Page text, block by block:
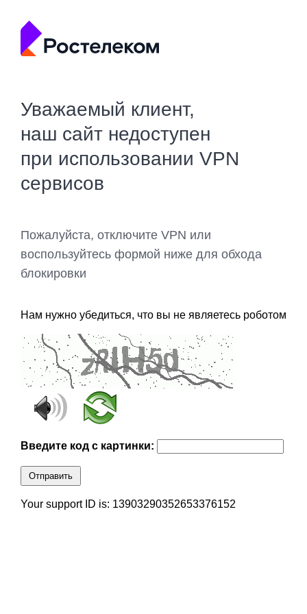
Уважаемый клиент,
наш сайт недоступен
при использовании VPN
сервисов
Пожалуйста, отключите VPN или
воспользуйтесь формой ниже для обхода
блокировки
Нам нужно убедиться, что вы не являетесь роботом
Введите код с картинки:
Отправить
Your support ID is: 13903290352653376152